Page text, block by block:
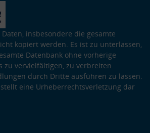
insbesondere die gesamte
kopiert werden. Es ist zu unterlassen,
Datenbank ohne vorherige
zu vervielfältigen, zu verbreiten
durch Dritte ausführen zu lassen.
eine Urheberrechtsverletzung dar